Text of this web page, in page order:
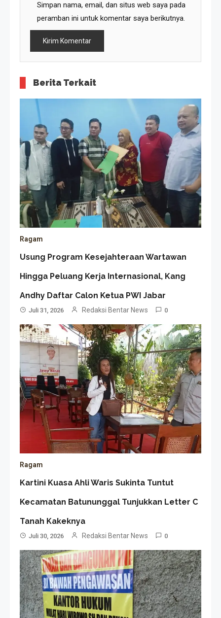
Simpan nama, email, dan situs web saya pada
peramban ini untuk komentar saya berikutnya.
Berita Terkait
Ragam
Usung Program Kesejahteraan Wartawan
Hingga Peluang Kerja Internasional, Kang
Andhy Daftar Calon Ketua PWI Jabar
Juli 31, 2026 Redaksi Bentar News 0
Ragam
Kartini Kuasa Ahli Waris Sukinta Tuntut
Kecamatan Batununggal Tunjukkan Letter C
Tanah Kakeknya
Juli 30, 2026 Redaksi Bentar News 0